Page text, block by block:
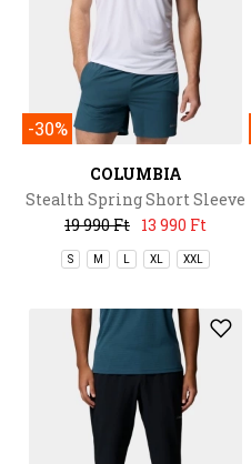
-30%
COLUMBIA
Stealth Spring Short Sleeve
Tee
19 990 Ft 13 990 Ft
S M XL XXL